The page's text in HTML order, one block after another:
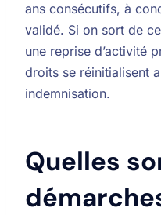
ans consécutifs, à
validé. Si on sort de
une reprise d’activité
droits se réinitialisent
indemnisation.
Quelles